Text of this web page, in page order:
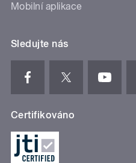
Mobilní aplikace
Sledujte nás
Certifikováno